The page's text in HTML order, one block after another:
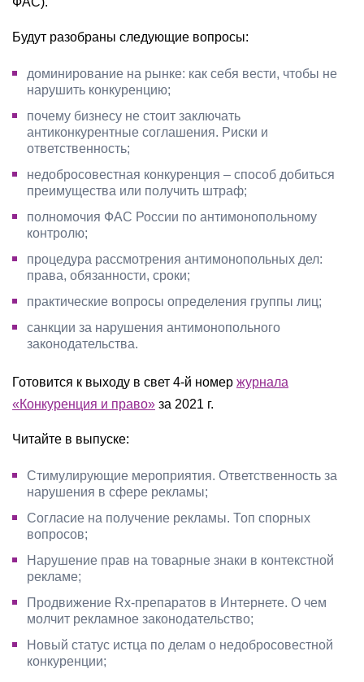
Будут разобраны следующие вопросы:
доминирование на рынке: как себя вести, чтобы не
нарушить конкуренцию;
почему бизнесу не стоит заключать
антиконкурентные соглашения. Риски и
ответственность;
недобросовестная конкуренция – способ добиться
преимущества или получить штраф;
полномочия ФАС России по антимонопольному
контролю;
процедура рассмотрения антимонопольных дел:
права, обязанности, сроки;
практические вопросы определения группы лиц;
санкции за нарушения антимонопольного
законодательства.
Готовится к выходу в свет 4-й номер журнала
«Конкуренция и право» за 2021 г.
Читайте в выпуске:
Стимулирующие мероприятия. Ответственность за
нарушения в сфере рекламы;
Согласие на получение рекламы. Топ спорных
вопросов;
Нарушение прав на товарные знаки в контекстной
рекламе;
Продвижение Rx-препаратов в Интернете. О чем
молчит рекламное законодательство;
Новый статус истца по делам о недобросовестной
конкуренции;